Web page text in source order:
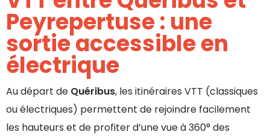
Peyrepertuse : une
sortie accessible en
électrique
Au départ de Quéribus, les itinéraires VTT (classiques
ou électriques) permettent de rejoindre facilement
les hauteurs et de profiter d’une vue à 360° des